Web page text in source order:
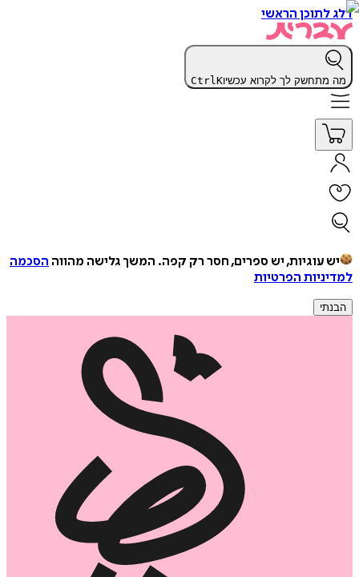
דלג לתוכן הראשי
מה מתחשק לך לקרוא עכשיו CtrlK
יש עוגיות, יש ספרים, חסר רק קפה. המשך גלישה מהווה הסכמה
למדיניות הפרטיות
הבנתי